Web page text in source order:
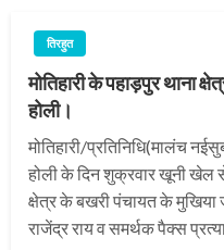
तिरहुत
मोतिहारी के पहाड़पुर थाना
होली।
मोतिहारी/प्रतिनिधि(मालंच
होली के दिन शुक्रवार खूनी खेल
क्षेत्र के बखरी पंचायत के मुखिया
राजेंद्र राय व समर्थक पैक्स